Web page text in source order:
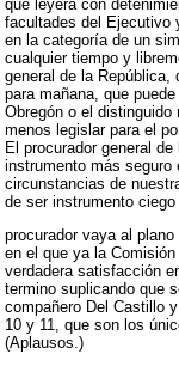
que leyera con
facultades del Ejecutivo
en la categoría de un
cualquier tiempo y
general de la República,
para mañana, que
Obregón o el distinguido
menos legislar para el
El procurador general
instrumento más seguro
circunstancias de
de ser instrumento
procurador vaya al
en el que ya la
verdadera satisfacción
termino suplicando que
compañero Del Castillo
10 y 11, que son los
(Aplausos.)